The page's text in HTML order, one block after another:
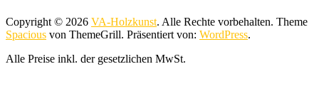
Copyright © 2026 VA-Holzkunst. Alle Rechte vorbehalten. Theme
Spacious von ThemeGrill. Präsentiert von: WordPress.
Alle Preise inkl. der gesetzlichen MwSt.